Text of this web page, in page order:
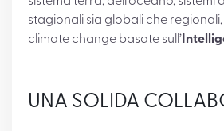
stagionali sia globali che
climate change basate sull’
UNA SOLIDA